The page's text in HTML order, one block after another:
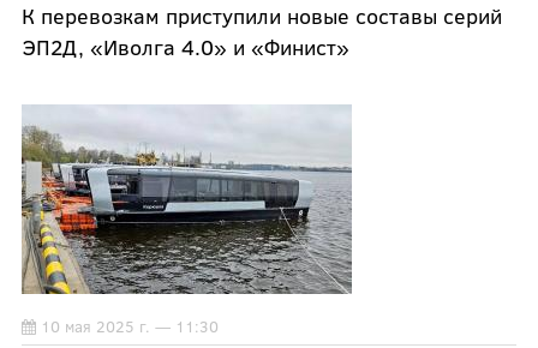
К перевозкам приступили новые составы серий
ЭП2Д, «Иволга 4.0» и «Финист»
10 мая 2025 г. — 11:30